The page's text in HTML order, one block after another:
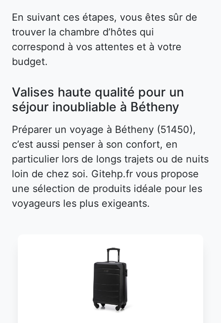
En suivant ces étapes, vous êtes sûr de
trouver la chambre d’hôtes qui
correspond à vos attentes et à votre
budget.
Valises haute qualité pour un
séjour inoubliable à Bétheny
Préparer un voyage à Bétheny (51450),
c’est aussi penser à son confort, en
particulier lors de longs trajets ou de nuits
loin de chez soi. Gitehp.fr vous propose
une sélection de produits idéale pour les
voyageurs les plus exigeants.